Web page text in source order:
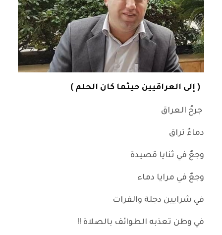
( إلى العراقيين حيثما كان الحلم )
جرحُ العراق
دماءٌ تراق
وجعٌ في ثنايا قصيدة
وجعٌ في مرايا دماء
في شرايين دجلة والفرات
في وطن تعذبه الطوائف بالصلاة !!